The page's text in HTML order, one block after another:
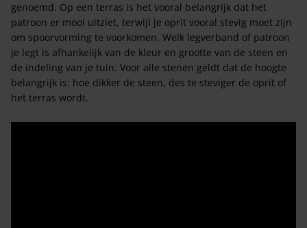
genoemd. Op een terras is het vooral belangrijk dat het
patroon er mooi uitziet, terwijl je oprit vooral stevig moet zijn
om spoorvorming te voorkomen. Welk legverband of patroon
je legt is afhankelijk van de kleur en grootte van de steen en
de indeling van je tuin. Voor alle stenen geldt dat de hoogte
belangrijk is: hoe dikker de steen, des te steviger de oprit of
het terras wordt.